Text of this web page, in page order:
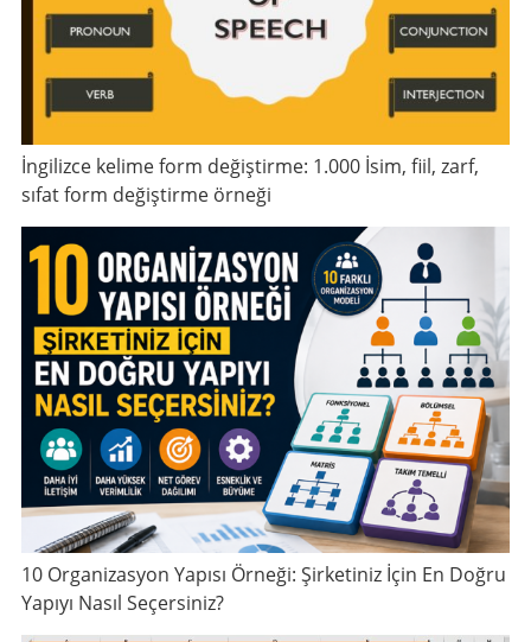
İngilizce kelime form değiştirme: 1.000 İsim, fiil, zarf,
sıfat form değiştirme örneği
10 Organizasyon Yapısı Örneği: Şirketiniz İçin En Doğru
Yapıyı Nasıl Seçersiniz?